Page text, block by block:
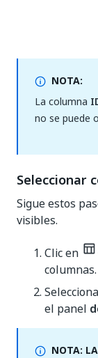
NOTA:
La columna
no se puede
Seleccionar
Sigue estos
visibles.
Clic en
columnas.
el panel
NOTA: